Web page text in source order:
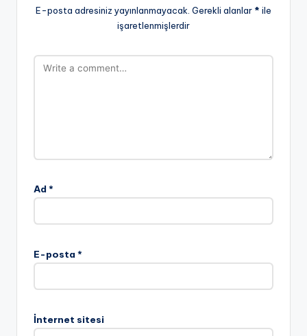
E-posta adresiniz yayınlanmayacak. Gerekli alanlar * ile
işaretlenmişlerdir
Ad *
E-posta *
İnternet sitesi